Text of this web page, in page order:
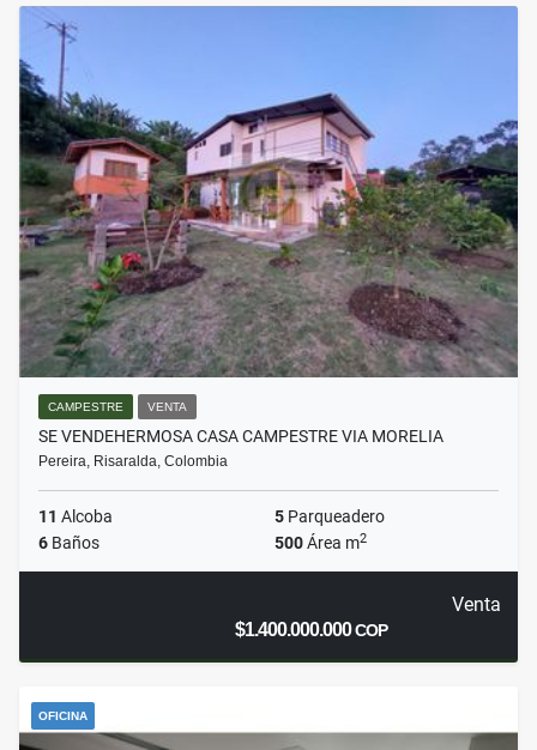
CAMPESTRE VENTA
SE VENDEHERMOSA CASA CAMPESTRE VIA MORELIA
Pereira, Risaralda, Colombia
11 Alcoba 5 Parqueadero
6 Baños 500Área m2
Venta
$1.400.000.000COP
OFICINA